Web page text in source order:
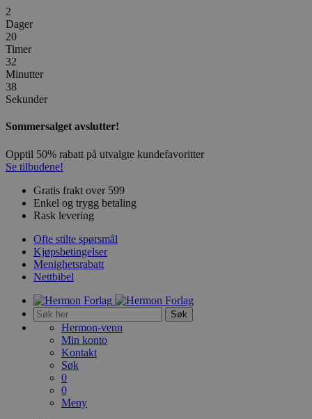
2
Dager
20
Timer
32
Minutter
38
Sekunder
Sommersalget avslutter!
Opptil 50% rabatt på utvalgte kundefavoritter
Se tilbudene!
Gratis frakt over 599
Enkel og trygg betaling
Rask levering
Ofte stilte spørsmål
Kjøpsbetingelser
Menighetsrabatt
Nettbibel
Søk
Hermon-venn
Min konto
Kontakt
Søk
0
0
Meny